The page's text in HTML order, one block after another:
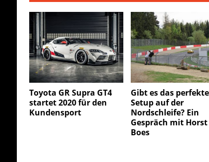
Toyota GR Supra GT4
startet 2020 für den
Kundensport
Gibt es das perfekte
Setup auf der
Nordschleife? Ein
Gespräch mit Horst
Boes